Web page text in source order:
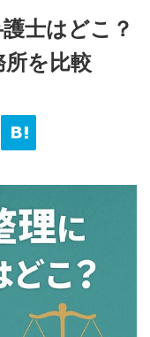
士はどこ？
を比較